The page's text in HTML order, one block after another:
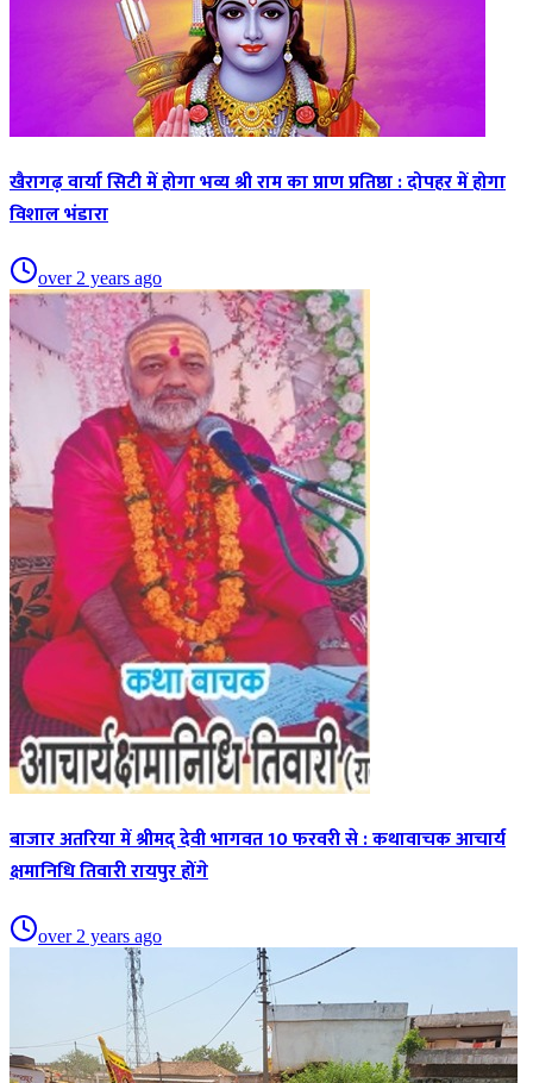
खैरागढ़ वार्या सिटी में होगा भव्य श्री राम का प्राण प्रतिष्ठा : दोपहर में होगा
विशाल भंडारा
over 2 years ago
बाजार अतरिया में श्रीमद् देवी भागवत 10 फरवरी से : कथावाचक आचार्य
क्षमानिधि तिवारी रायपुर होंगे
over 2 years ago